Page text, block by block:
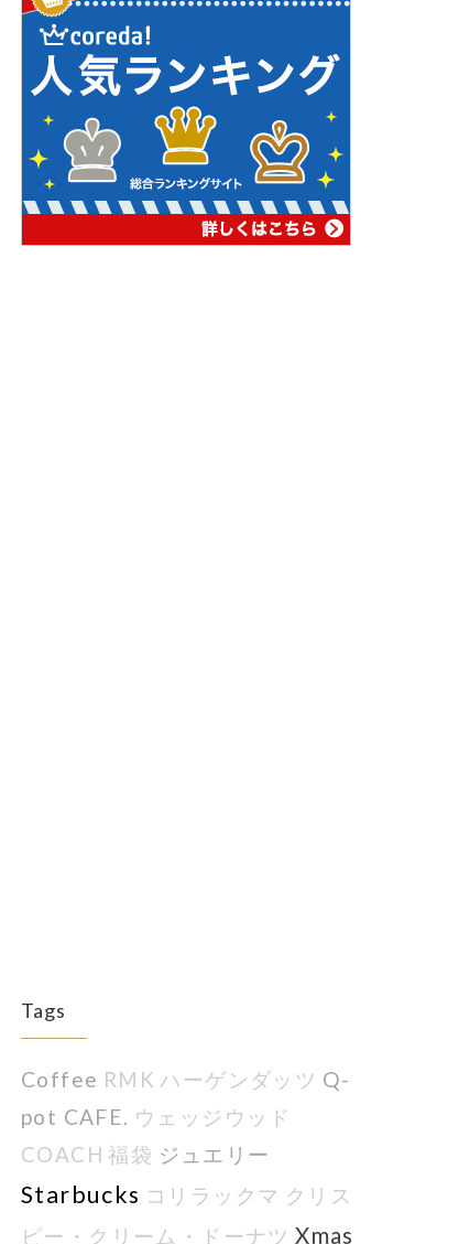
Tags
Coffee RMK ハーゲンダッツ Q-
pot CAFE. ウェッジウッド
COACH 福袋 ジュエリー
Starbucks コリラックマ クリス
ピー・クリーム・ドーナツ Xmas